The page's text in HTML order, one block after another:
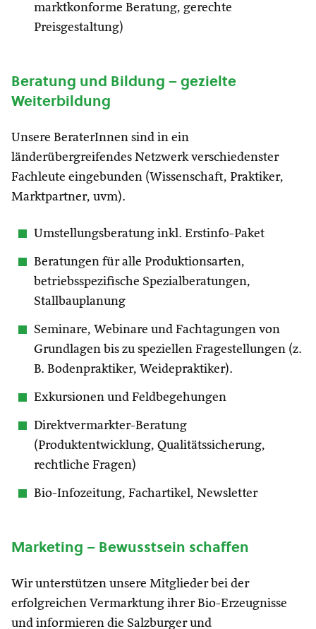
marktkonforme Beratung, gerechte
Preisgestaltung)
Beratung und Bildung – gezielte
Weiterbildung
Unsere BeraterInnen sind in ein
länderübergreifendes Netzwerk verschiedenster
Fachleute eingebunden (Wissenschaft, Praktiker,
Marktpartner, uvm).
Umstellungsberatung inkl. Erstinfo-Paket
Beratungen für alle Produktionsarten,
betriebsspezifische Spezialberatungen,
Stallbauplanung
Seminare, Webinare und Fachtagungen von
Grundlagen bis zu speziellen Fragestellungen (z.
B. Bodenpraktiker, Weidepraktiker).
Exkursionen und Feldbegehungen
Direktvermarkter-Beratung
(Produktentwicklung, Qualitätssicherung,
rechtliche Fragen)
Bio-Infozeitung, Fachartikel, Newsletter
Marketing – Bewusstsein schaffen
Wir unterstützen unsere Mitglieder bei der
erfolgreichen Vermarktung ihrer Bio-Erzeugnisse
und informieren die Salzburger und